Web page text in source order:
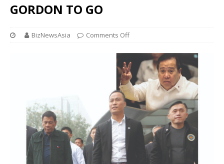
GORDON TO GO
BizNewsAsia Comments Off